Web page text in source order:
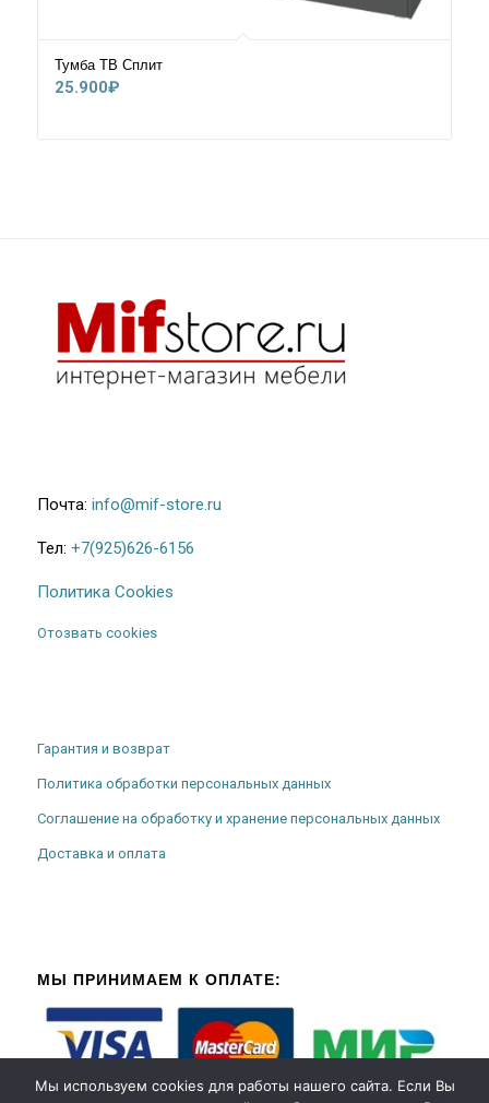
Тумба ТВ Сплит
25.900₽
Почта: info@mif-store.ru
Тел: +7(925)626-6156
Политика Cookies
Отозвать cookies
Гарантия и возврат
Политика обработки персональных данных
Соглашение на обработку и хранение персональных данных
Доставка и оплата
МЫ ПРИНИМАЕМ К ОПЛАТЕ:
Мы используем cookies для работы нашего сайта. Если Вы